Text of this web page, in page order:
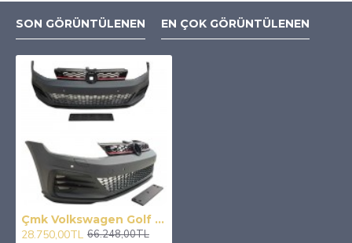
SON GÖRÜNTÜLENEN EN ÇOK GÖRÜNTÜLENEN
Çmk Volkswagen Golf 7,5 2017-2019 Gti Body Kit
28.750,00TL 66.248,00TL